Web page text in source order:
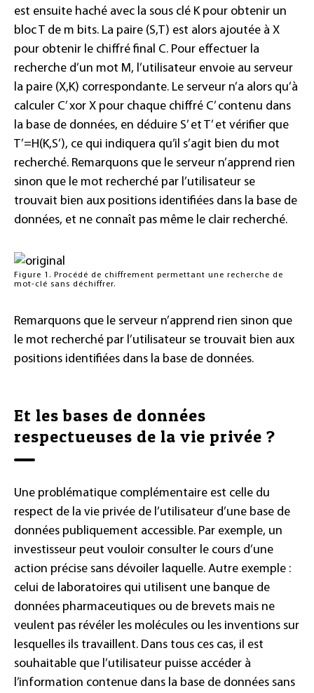
est ensuite haché avec la sous clé K pour obtenir un
bloc T de m bits. La paire (S,T) est alors ajoutée à X
pour obtenir le chiffré final C. Pour effectuer la
recherche d’un mot M, l’utilisateur envoie au serveur
la paire (X,K) correspondante. Le serveur n’a alors qu’à
calculer C’ xor X pour chaque chiffré C’ contenu dans
la base de données, en déduire S’ et T’ et vérifier que
T’=H(K,S’), ce qui indiquera qu’il s’agit bien du mot
recherché. Remarquons que le serveur n’apprend rien
sinon que le mot recherché par l’utilisateur se
trouvait bien aux positions identifiées dans la base de
données, et ne connaît pas même le clair recherché.
Figure 1. Procédé de chiffrement permettant une recherche de
mot-clé sans déchiffrer.
Remarquons que le serveur n’apprend rien sinon que
le mot recherché par l’utilisateur se trouvait bien aux
positions identifiées dans la base de données.
Et les bases de données
respectueuses de la vie privée ?
Une problématique complémentaire est celle du
respect de la vie privée de l’utilisateur d’une base de
données publiquement accessible. Par exemple, un
investisseur peut vouloir consulter le cours d’une
action précise sans dévoiler laquelle. Autre exemple :
celui de laboratoires qui utilisent une banque de
données pharmaceutiques ou de brevets mais ne
veulent pas révéler les molécules ou les inventions sur
lesquelles ils travaillent. Dans tous ces cas, il est
souhaitable que l’utilisateur puisse accéder à
l’information contenue dans la base de données sans